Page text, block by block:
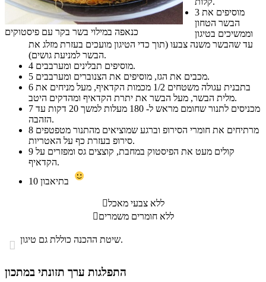
כנאפה במילוי בשר בקר עם פיסטוקים
3
הבשר הטחון
וממשיכים בטיגון
עד שהבשר משנה צבעו (תוך כדי הטיגון מועכים בעזרת מזלג את
הבשר למניעת גושים).
4
מוסיפים תבלינים ומערבבים.
5
מכבים את הגז, מוסיפים את הצנוברים ומערבבים.
6
מלית הבשר, מעל הבשר את יתרת הקדאיף ומהדקים היטב.
7
הזהבה.
8
סירופ בעזרת כף על האטריות.
9
הקדאיף.
10
ללא צבעי מאכל
ללא חומרים משמרים
 שיטת ההכנה כוללת גם טיגון.
התפלגות ערך תזונתי במתכון